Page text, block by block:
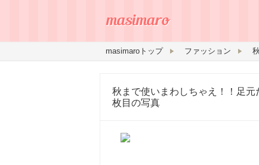
masimaroトップ ファッション
秋まで使いまわしちゃえ！！足
枚目の写真